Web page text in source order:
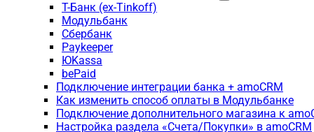
Т-Банк (ex-Tinkoff)
Модульбанк
Сбербанк
Paykeeper
ЮKassa
bePaid
Подключение интеграции банка + amoCRM
Как изменить способ оплаты в Модульбанке
Подключение дополнительного магазина к
Настройка раздела «Счета/Покупки» в amoCRM